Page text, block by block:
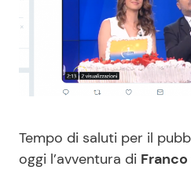
News Spettacolo
Benessere
Casa
Moda e Style
Tempo di saluti per il
oggi l’avventura di